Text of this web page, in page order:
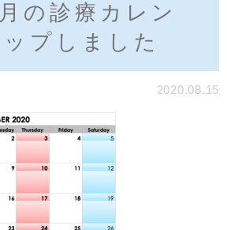
の診療カレン
プしました
2020.08.15